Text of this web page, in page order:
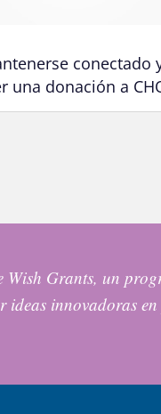
conectado
una donación a
Wish Grants, un
innovadoras